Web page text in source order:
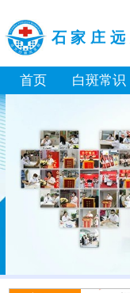
石家庄
首页 白斑常识